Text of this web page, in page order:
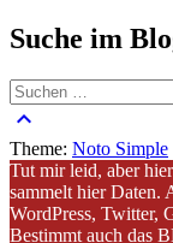
Suche im
Suchen
nach:
keyboard_arrow_up
Theme: Noto Simple
Tut mir leid, aber
sammelt hier Daten.
WordPress, Twitter,
Bestimmt auch das